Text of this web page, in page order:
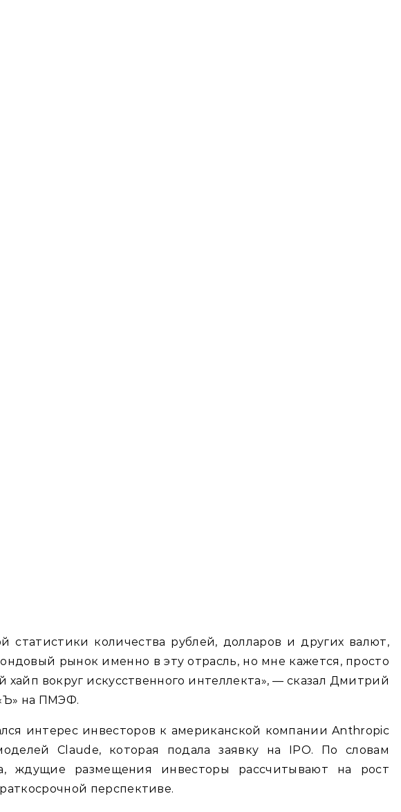
статистики количества рублей, долларов и других валют,
рынок именно в эту отрасль, но мне кажется, просто
хайп вокруг искусственного интеллекта», — сказал Дмитрий
на ПМЭФ.
интерес инвесторов к американской компании Anthropic
Claude, которая подала заявку на IPO. По словам
ждущие размещения инвесторы рассчитывают на рост
перспективе.